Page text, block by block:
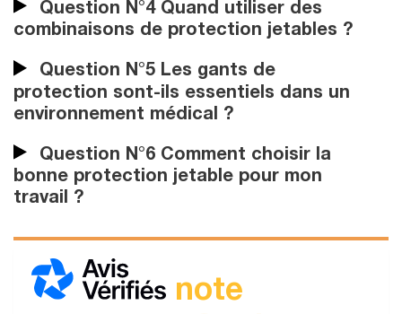
Question N°4 Quand utiliser des
combinaisons de protection jetables ?
Question N°5 Les gants de
protection sont-ils essentiels dans un
environnement médical ?
Question N°6 Comment choisir la
bonne protection jetable pour mon
travail ?
note